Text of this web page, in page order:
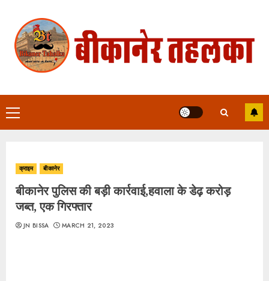
content
Primary
Menu
क्राइम बीकानेर
बीकानेर पुलिस की बड़ी कार्रवाई,हवाला के डेढ़ करोड़
जब्त, एक गिरफ्तार
JN BISSA MARCH 21, 2023